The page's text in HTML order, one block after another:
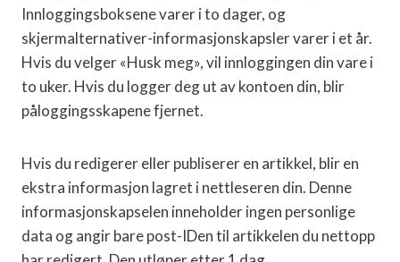
Innloggingsboksene varer i to dager, og
skjermalternativer-informasjonskapsler varer i et år.
Hvis du velger «Husk meg», vil innloggingen din vare i
to uker. Hvis du logger deg ut av kontoen din, blir
påloggingsskapene fjernet.
Hvis du redigerer eller publiserer en artikkel, blir en
ekstra informasjon lagret i nettleseren din. Denne
informasjonskapselen inneholder ingen personlige
data og angir bare post-IDen til artikkelen du nettopp